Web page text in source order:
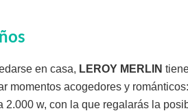
en casa, LEROY MERLIN
momentos acogedores y
2.000 w, con la que regalarás la